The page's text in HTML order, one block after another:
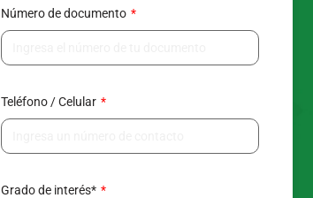
Número de documento
Teléfono / Celular
Grado de interés*